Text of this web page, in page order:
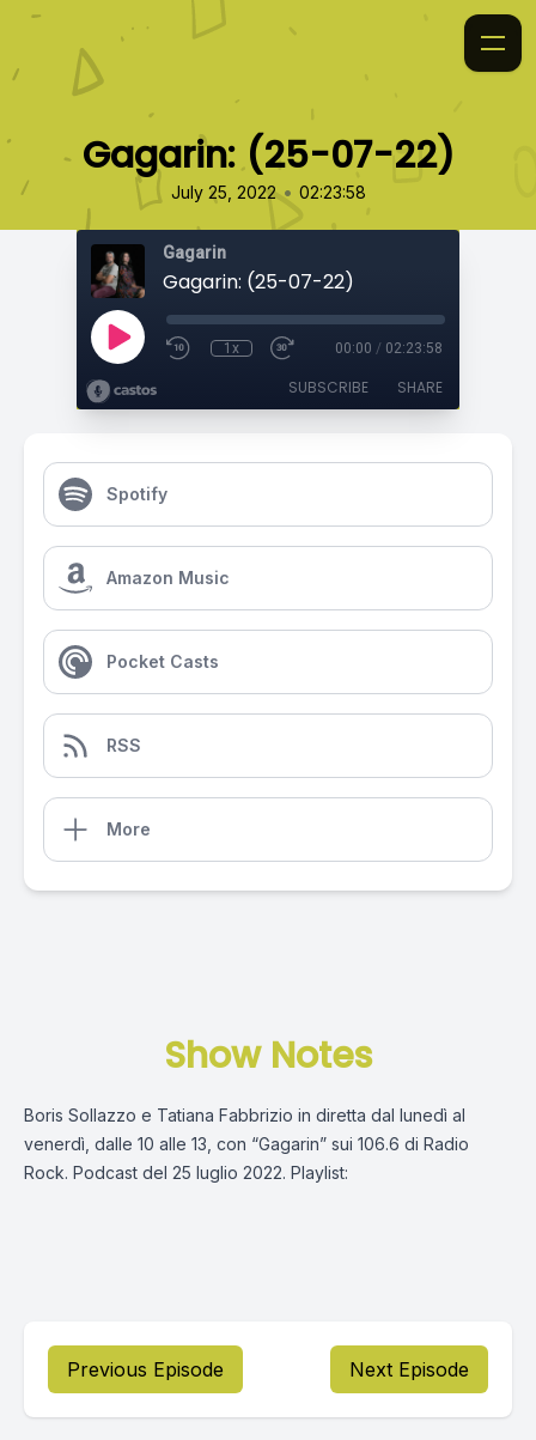
Gagarin: (25-07-22)
July 25, 2022 • 02:23:58
Gagarin
Gagarin: (25-07-22)
1x 00:00 / 02:23:58
SUBSCRIBE SHARE
Spotify
Amazon Music
Pocket Casts
RSS
More
Show Notes
Boris Sollazzo e Tatiana Fabbrizio in diretta dal lunedì al
venerdì, dalle 10 alle 13, con “Gagarin” sui 106.6 di Radio
Rock. Podcast del 25 luglio 2022. Playlist:
Previous Episode Next Episode